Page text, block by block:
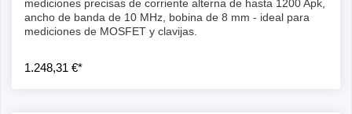
mediciones precisas de corriente alterna de hasta 1200 Apk,
ancho de banda de 10 MHz, bobina de 8 mm - ideal para
mediciones de MOSFET y clavijas.
1.248,31 €*